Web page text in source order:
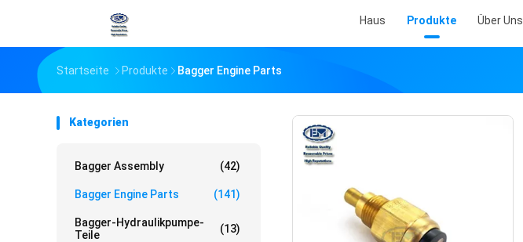
Haus Produkte Über Uns
Startseite Produkte Bagger Engine Parts
Kategorien
Bagger Assembly (42)
Bagger Engine Parts (141)
Bagger-Hydraulikpumpe-
Teile
(13)